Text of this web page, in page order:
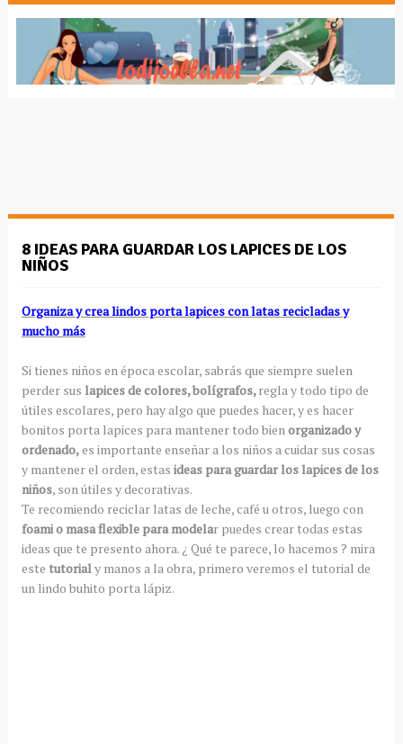
8 IDEAS PARA GUARDAR LOS LAPICES DE LOS
NIÑOS
Organiza y crea lindos porta lapices con latas recicladas y
mucho más
Si tienes niños en época escolar, sabrás que siempre suelen
perder sus lapices de colores, bolígrafos,regla y todo tipo de
útiles escolares, pero hay algo que puedes hacer, y es hacer
bonitos porta lapices para mantener todo bien organizado y
ordenado,es importante enseñar a los niños a cuidar sus cosas
y mantener el orden, estas ideas para guardar los lapices de los
niños, son útiles y decorativas.
Te recomiendo reciclar latas de leche, café u otros, luego con
foami o masa flexible para modelar puedes crear todas estas
ideas que te presento ahora. ¿ Qué te parece, lo hacemos ? mira
este tutorial y manos a la obra, primero veremos el tutorial de
un lindo buhito porta lápiz.